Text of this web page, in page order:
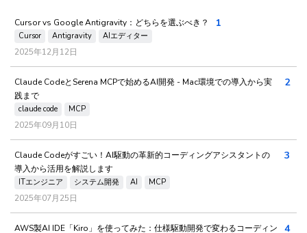
Cursor vs Google Antigravity：どちらを選ぶべき？
Cursor Antigravity AIエディター
2025年12月12日
1
Claude CodeとSerena MCPで始めるAI開発 - Mac環境での導入から実
践まで
claude code MCP
2025年09月10日
2
Claude Codeがすごい！AI駆動の革新的コーディングアシスタントの
導入から活用を解説します
ITエンジニア システム開発 AI MCP
2025年07月25日
3
AWS製AI IDE「Kiro」を使ってみた：仕様駆動開発で変わるコーディン
4